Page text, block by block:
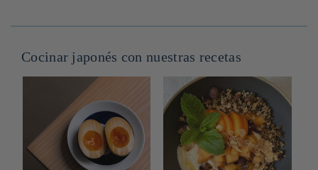
Cocinar japonés con nuestras recetas